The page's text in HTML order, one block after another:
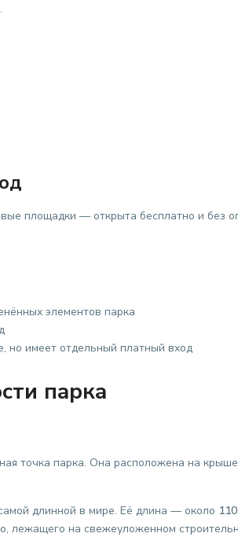
площадки — открыта бесплатно и без
элементов парка
но имеет отдельный платный вход
парка
точка парка. Она расположена на
длинной в мире. Её длина — около
лежащего на свежеуложенном